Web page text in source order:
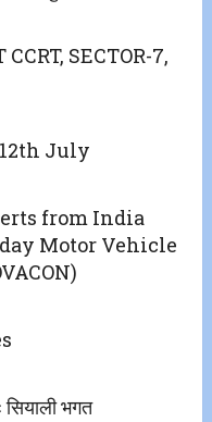
SECTOR-7,
July
from India
Motor Vehicle
सियाली भगत